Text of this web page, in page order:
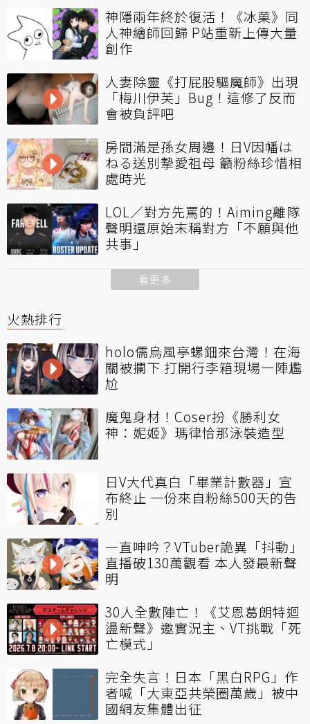
神隱兩年終於復活！《冰菓》同
人神繪師回歸 P站重新上傳大量
創作
人妻除靈《打屁股驅魔師》出現
「梅川伊芙」Bug！這修了反而
會被負評吧
房間滿是孫女周邊！日V因幡は
ねる送別摯愛祖母 籲粉絲珍惜相
處時光
LOL／對方先罵的！Aiming離隊
聲明還原始末稱對方「不願與他
共事」
看更多
火熱排行
holo儒烏風亭螺鈿來台灣！在海
關被攔下 打開行李箱現場一陣尷
尬
魔鬼身材！Coser扮《勝利女
神：妮姬》瑪律恰那泳裝造型
日V大代真白「畢業計數器」宣
布終止 一份來自粉絲500天的告
別
一直呻吟？VTuber詭異「抖動」
直播破130萬觀看 本人發最新聲
明
30人全數陣亡！《艾恩葛朗特迴
盪新聲》邀實況主、VT挑戰「死
亡模式」
完全失言！日本「黑白RPG」作
者喊「大東亞共榮圈萬歲」被中
國網友集體出征